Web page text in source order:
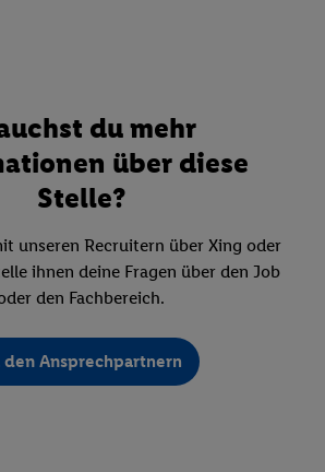
du mehr
über diese
Stelle?
unseren Recruitern über Xing oder
ihnen deine Fragen über den Job
den Fachbereich.
den Ansprechpartnern